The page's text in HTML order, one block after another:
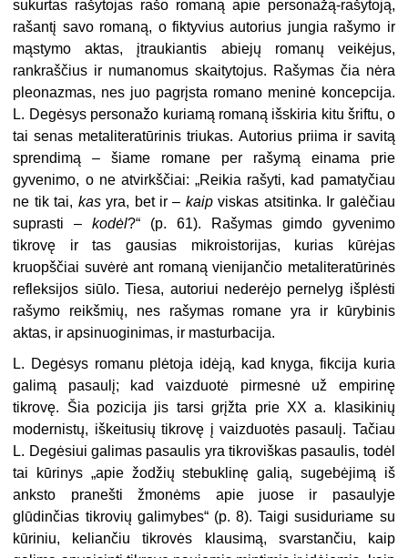
sukurtas rašytojas rašo romaną apie personažą-rašytoją,
rašantį savo romaną, o fiktyvius autorius jungia rašymo ir
mąstymo aktas, įtraukiantis abiejų romanų veikėjus,
rankraščius ir numanomus skaitytojus. Rašymas čia nėra
pleonazmas, nes juo pagrįsta romano meninė koncepcija.
L. Degėsys personažo kuriamą romaną išskiria kitu šriftu, o
tai senas metaliteratūrinis triukas. Autorius priima ir savitą
sprendimą – šiame romane per rašymą einama prie
gyvenimo, o ne atvirkščiai: „Reikia rašyti, kad pamatyčiau
ne tik tai, kasyra, bet ir – kaipviskas atsitinka. Ir galėčiau
suprasti –kodėl?“ (p. 61). Rašymas gimdo gyvenimo
tikrovę ir tas gausias mikroistorijas, kurias kūrėjas
kruopščiai suvėrė ant romaną vienijančio metaliteratūrinės
refleksijos siūlo. Tiesa, autoriui nederėjo pernelyg išplėsti
rašymo reikšmių, nes rašymas romane yra ir kūrybinis
aktas, ir apsinuoginimas, ir masturbacija.
L. Degėsys romanu plėtoja idėją, kad knyga, fikcija kuria
galimą pasaulį; kad vaizduotė pirmesnė už empirinę
tikrovę. Šia pozicija jis tarsi grįžta prie XX a. klasikinių
modernistų, iškeitusių tikrovę į vaizduotės pasaulį. Tačiau
L. Degėsiui galimas pasaulis yra tikroviškas pasaulis, todėl
tai kūrinys „apie žodžių stebuklinę galią, sugebėjimą iš
anksto pranešti žmonėms apie juose ir pasaulyje
glūdinčias tikrovių galimybes“ (p. 8). Taigi susiduriame su
kūriniu, keliančiu tikrovės klausimą, svarstančiu,
kaip